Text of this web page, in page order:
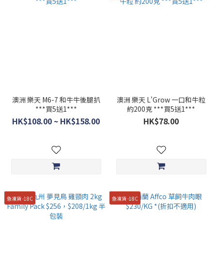
澳洲 樂天 M6-7 和牛牛後腿扒
***買5送1***
HK$108.00 ~ HK$158.00
澳洲 樂天 L'Grow 一口和牛粒
約200克 ***買5送1***
HK$78.00
急凍貨 -18C 急凍貨 -18C